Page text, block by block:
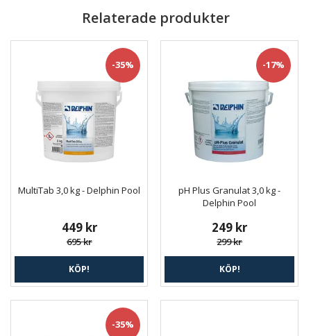
Relaterade produkter
-35%
MultiTab 3,0 kg - Delphin Pool
449 kr
695 kr
KÖP!
-17%
pH Plus Granulat 3,0 kg -
Delphin Pool
249 kr
299 kr
KÖP!
-35%